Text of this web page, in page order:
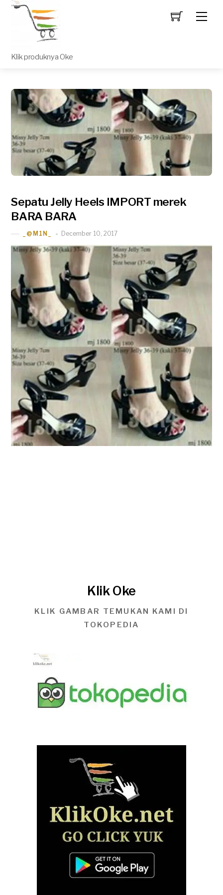
Klik produknya Oke
Sepatu Jelly Heels IMPORT merek
BARA BARA
_@M1N_ December 10, 2017
Klik Oke
KLIK GAMBAR TEMUKAN KAMI DI
TOKOPEDIA